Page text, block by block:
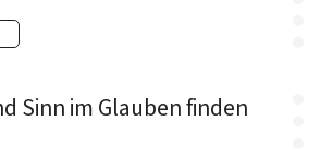
Sinn im Glauben finden